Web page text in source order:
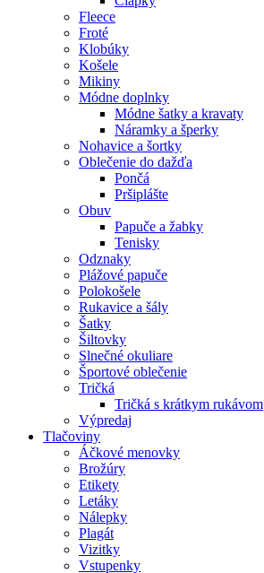
Fleece
Froté
Klobúky
Košele
Mikiny
Módne doplnky
Módne šatky a kravaty
Náramky a šperky
Nohavice a šortky
Oblečenie do dažďa
Pončá
Pršiplášte
Obuv
Papuče a žabky
Tenisky
Odznaky
Plážové papuče
Polokošele
Rukavice a šály
Šatky
Šiltovky
Slnečné okuliare
Športové oblečenie
Tričká
Tričká s krátkym rukávom
Výpredaj
Tlačoviny
Áčkové menovky
Brožúry
Etikety
Letáky
Nálepky
Plagát
Vizitky
Vstupenky